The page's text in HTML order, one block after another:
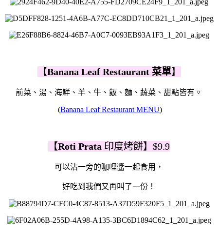
【Banana Leaf Restaurant 菜單】
前菜、湯、海鮮、羊、牛、飯、麵、蔬菜、甜點皆有。
(Banana Leaf Restaurant MENU)
【Roti Prata 印度烤餅】$9.9
可以沾一旁的咖哩醬一起食用，
好吃到我們又再叫了一份！